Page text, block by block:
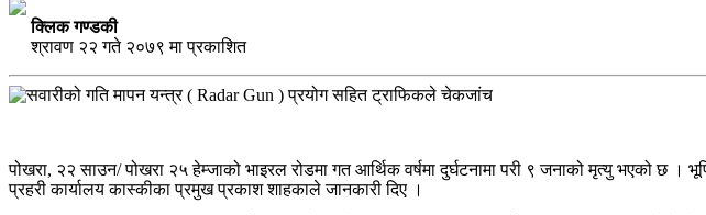
क्लिक गण्डकी
श्रावण २२ गते २०७९ मा प्रकाशित
पोखरा, २२ साउन/ पोखरा २५ हेम्जाको भाइरल रोडमा गत आर्थिक वर्षमा दुर्घटनामा परी ९ जनाको मृत्यु भएको छ
प्रहरी कार्यालय कास्कीका प्रमुख प्रकाश शाहकाले जानकारी दिए ।